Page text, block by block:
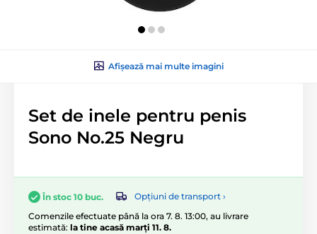
Afișează mai multe imagini
Set de inele pentru penis
Sono No.25 Negru
În stoc 10 buc.
Opțiuni de transport ›
Comenzile efectuate până la ora 7. 8. 13:00, au livrare
estimată: la tine acasă marți 11. 8.